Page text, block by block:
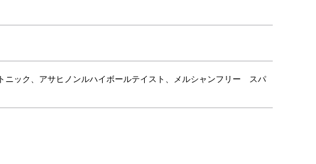
ニック、アサヒノンルハイボールテイスト、メルシャンフリー スパ